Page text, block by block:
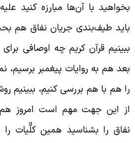
با آن‌ها مبارزه کنید
طیف‌بندی جریان نفاق هم
قرآن کریم چه اوصافی برای
هم به روایات پیغمبر برسیم،
هم با هم بررسی کنیم، ببینیم
این جهت مهم است امروز هم
را بشناسید همین کلّّیات را